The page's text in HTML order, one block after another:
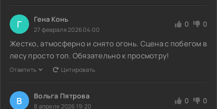
Г Гена Конь
27 февраля 2026 04:00
0 0
Жестко, атмосферно и снято огонь. Сцена с побегом в
лесу просто топ. Обязательно к просмотру!
Ответить Цитировать
В Вольга Пятрова
8 апреля 2026 19:20
0 0